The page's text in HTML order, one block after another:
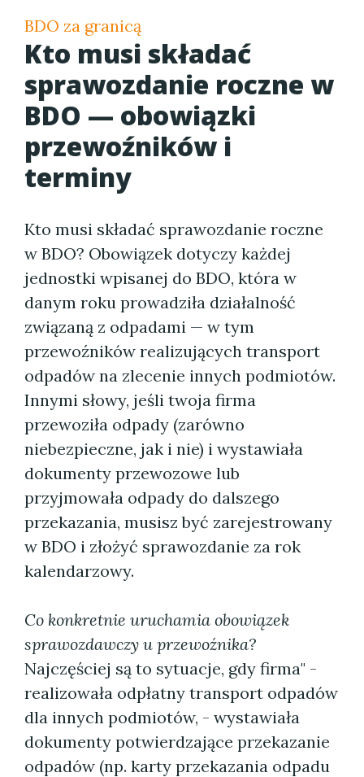
BDO za granicą
Kto musi składać
sprawozdanie roczne w
BDO — obowiązki
przewoźników i
terminy
Kto musi składać sprawozdanie roczne
w BDO? Obowiązek dotyczy każdej
jednostki wpisanej do BDO, która w
danym roku prowadziła działalność
związaną z odpadami — w tym
przewoźników realizujących transport
odpadów na zlecenie innych podmiotów.
Innymi słowy, jeśli twoja firma
przewoziła odpady (zarówno
niebezpieczne, jak i nie) i wystawiała
dokumenty przewozowe lub
przyjmowała odpady do dalszego
przekazania, musisz być zarejestrowany
w BDO i złożyć sprawozdanie za rok
kalendarzowy.
Co konkretnie uruchamia obowiązek
sprawozdawczy u przewoźnika?
Najczęściej są to sytuacje, gdy firma" -
realizowała odpłatny transport odpadów
dla innych podmiotów, - wystawiała
dokumenty potwierdzające przekazanie
odpadów (np. karty przekazania odpadu